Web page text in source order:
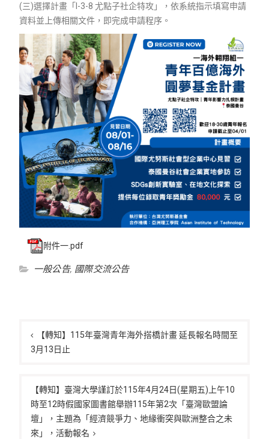
(三)選擇計畫「I-3-8 尤點子社企特攻」，依系統指示填寫申請
資料並上傳相關文件，即完成申請程序。
附件一.pdf
一般公告, 國際交流公告
章
導
【轉知】115年臺灣青年海外搭橋計畫 延長報名時間至
3月13日止
【轉知】臺灣大學謹訂於115年4月24日(星期五)上午10
時至12時假國家圖書館舉辦115年第2次「臺灣歐盟論
壇」，主題為「經濟競爭力、地緣衝突與歐洲整合之未
來」，活動報名